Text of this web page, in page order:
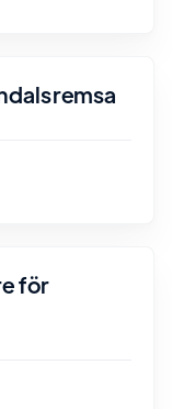
för